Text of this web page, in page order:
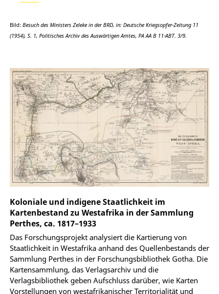
Bild: Besuch des Ministers Zeleke in der BRD, in: Deutsche Kriegsopfer-Zeitung 11
(1954), S. 1, Politisches Archiv des Auswärtigen Amtes, PA AA B 11-ABT. 3/9.
Koloniale und indigene Staatlichkeit im
Kartenbestand zu Westafrika in der Sammlung
Perthes, ca. 1817–1933
Das Forschungsprojekt analysiert die Kartierung von
Staatlichkeit in Westafrika anhand des Quellenbestands der
Sammlung Perthes in der Forschungsbibliothek Gotha. Die
Kartensammlung, das Verlagsarchiv und die
Verlagsbibliothek geben Aufschluss darüber, wie Karten
Vorstellungen von westafrikanischer Territorialität und